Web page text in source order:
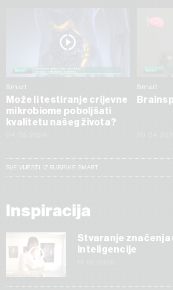
Smart
Može li testiranje crijevne
mikrobiome poboljšati
kvalitetu našeg života?
Smart
SVE VIJESTI IZ RUBRIKE SMART
Inspiracija
Stvaranje značenja
inteligencije